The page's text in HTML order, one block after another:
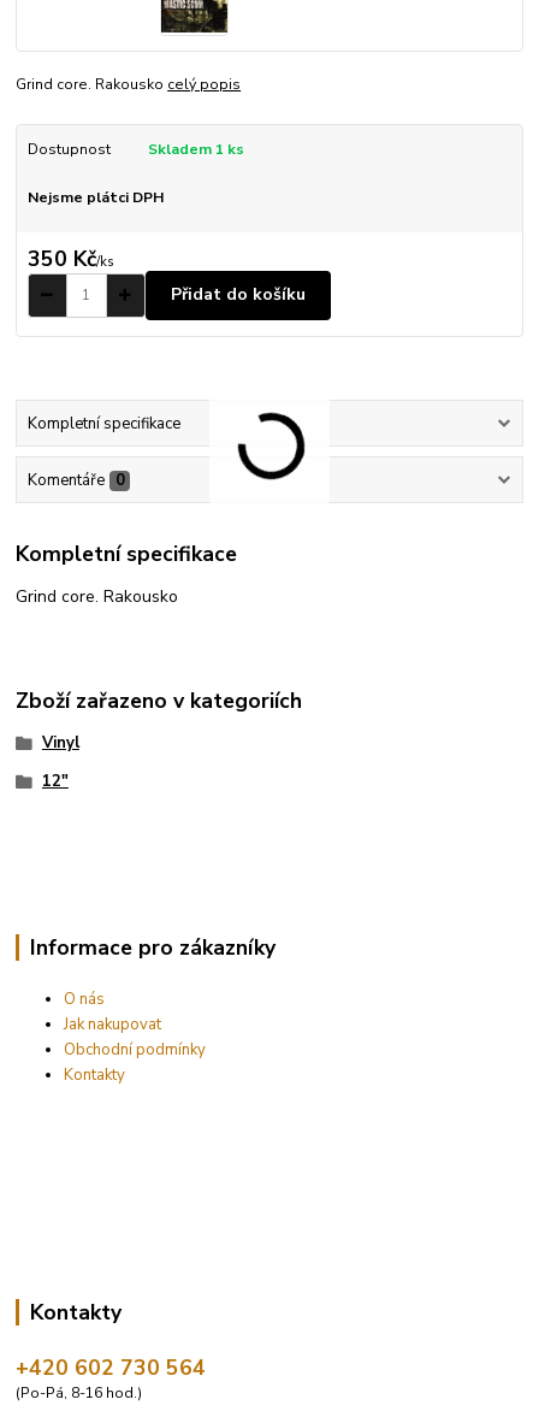
Grind core. Rakousko celý popis
Dostupnost Skladem 1 ks
Nejsme plátci DPH
350 Kč/ks
Přidat do košíku
Kompletní specifikace
Komentáře 0
Kompletní specifikace
Grind core. Rakousko
Zboží zařazeno v kategoriích
Vinyl
12"
Informace pro zákazníky
O nás
Jak nakupovat
Obchodní podmínky
Kontakty
Kontakty
+420 602 730 564
(Po-Pá, 8-16 hod.)